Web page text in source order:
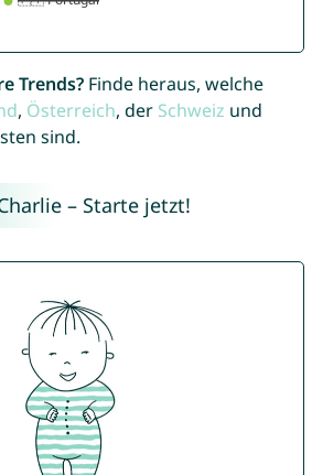
Trends?Finde heraus, welche
, Österreich, der Schweiz und
sind.
– Starte jetzt!